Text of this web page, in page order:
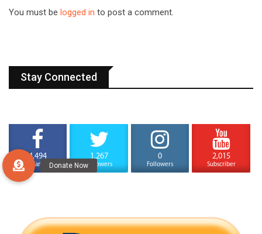
You must be logged in to post a comment.
Stay Connected
4,494
Fans
1,267
Followers
0
Followers
2,015
Subscriber